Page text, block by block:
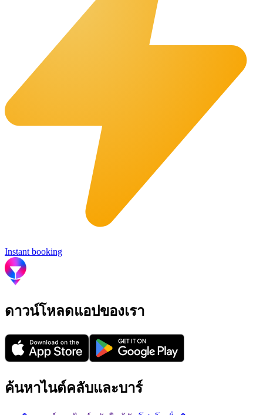
Instant booking
ดาวน์โหลดแอปของเรา
ค้นหาไนต์คลับและบาร์